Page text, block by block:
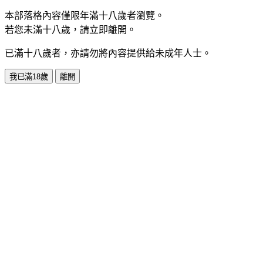
本部落格內容僅限年滿十八歲者瀏覽。
若您未滿十八歲，請立即離開。
已滿十八歲者，亦請勿將內容提供給未成年人士。
我已滿18歲 離開